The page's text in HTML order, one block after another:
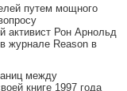
путем мощного
активист Рон Арнольд
журнале Reason в
между
книге 1997 года